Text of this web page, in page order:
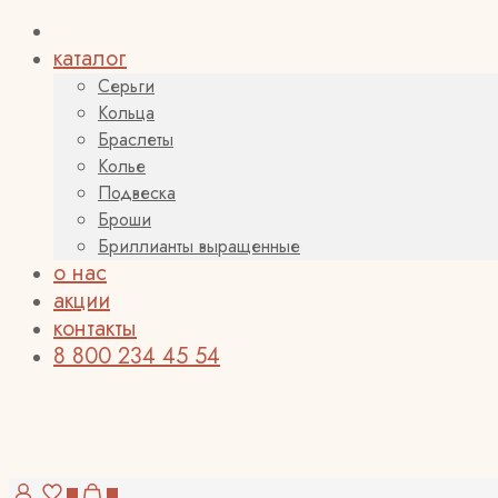
каталог
Серьги
Кольца
Браслеты
Колье
Подвеска
Броши
Бриллианты выращенные
о нас
акции
контакты
8 800 234 45 54